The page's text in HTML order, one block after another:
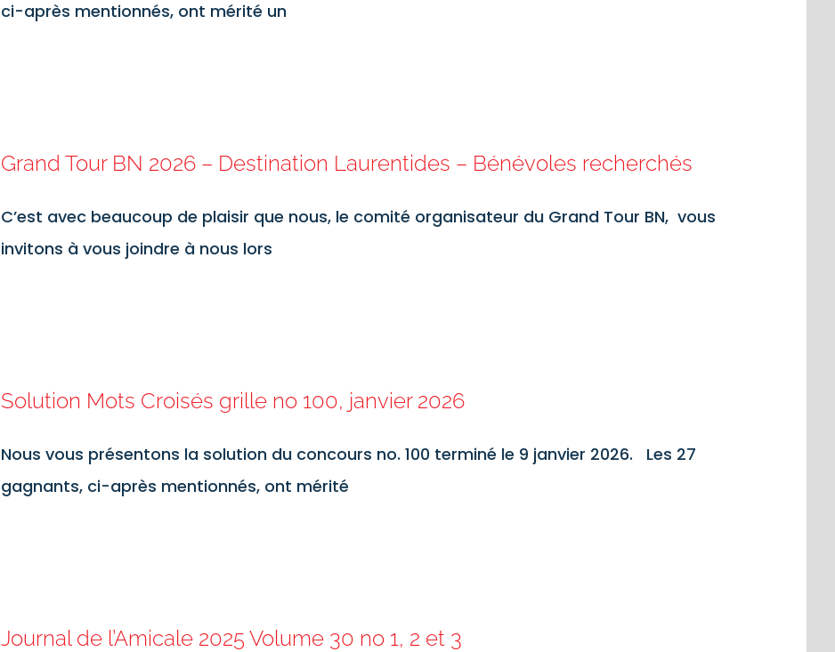
ci-après mentionnés, ont mérité un
Grand Tour BN 2026 – Destination Laurentides – Bénévoles recherchés
C’est avec beaucoup de plaisir que nous, le comité organisateur du Grand Tour BN, vous
invitons à vous joindre à nous lors
Solution Mots Croisés grille no 100, janvier 2026
Nous vous présentons la solution du concours no. 100 terminé le 9 janvier 2026. Les 27
gagnants, ci-après mentionnés, ont mérité
Journal de l’Amicale 2025 Volume 30 no 1, 2 et 3